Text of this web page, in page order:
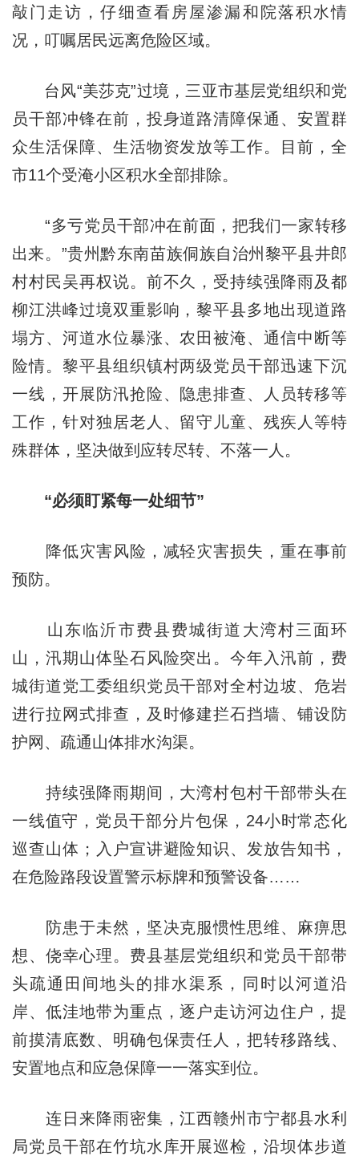
敲门走访，仔细查看房屋渗漏和院落积水情
况，叮嘱居民远离危险区域。
台风“美莎克”过境，三亚市基层党组织和党
员干部冲锋在前，投身道路清障保通、安置群
众生活保障、生活物资发放等工作。目前，全
市11个受淹小区积水全部排除。
“多亏党员干部冲在前面，把我们一家转移
出来。”贵州黔东南苗族侗族自治州黎平县井郎
村村民吴再权说。前不久，受持续强降雨及都
柳江洪峰过境双重影响，黎平县多地出现道路
塌方、河道水位暴涨、农田被淹、通信中断等
险情。黎平县组织镇村两级党员干部迅速下沉
一线，开展防汛抢险、隐患排查、人员转移等
工作，针对独居老人、留守儿童、残疾人等特
殊群体，坚决做到应转尽转、不落一人。
“必须盯紧每一处细节”
降低灾害风险，减轻灾害损失，重在事前
预防。
山东临沂市费县费城街道大湾村三面环
山，汛期山体坠石风险突出。今年入汛前，费
城街道党工委组织党员干部对全村边坡、危岩
进行拉网式排查，及时修建拦石挡墙、铺设防
护网、疏通山体排水沟渠。
持续强降雨期间，大湾村包村干部带头在
一线值守，党员干部分片包保，24小时常态化
巡查山体；入户宣讲避险知识、发放告知书，
在危险路段设置警示标牌和预警设备……
防患于未然，坚决克服惯性思维、麻痹思
想、侥幸心理。费县基层党组织和党员干部带
头疏通田间地头的排水渠系，同时以河道沿
岸、低洼地带为重点，逐户走访河边住户，提
前摸清底数、明确包保责任人，把转移路线、
安置地点和应急保障一一落实到位。
连日来降雨密集，江西赣州市宁都县水利
局党员干部在竹坑水库开展巡检，沿坝体步道